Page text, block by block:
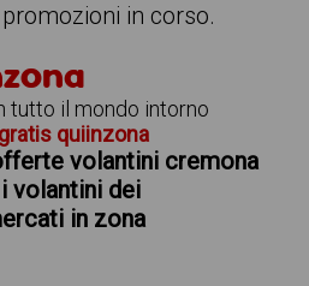
in corso.
tutto il mondo intorno
quiinzona
volantini cremona
volantini dei
in zona